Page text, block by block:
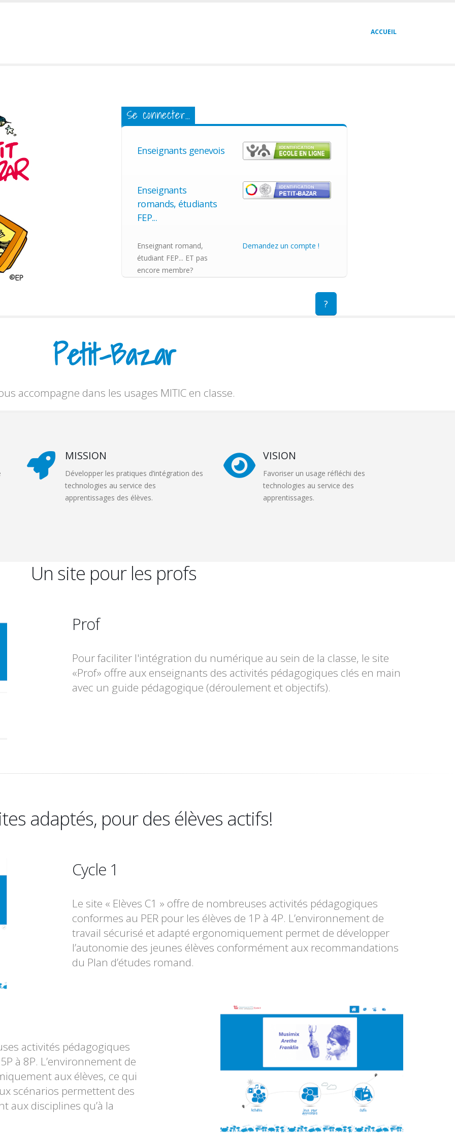
Navigation
ACCUEIL
Se connecter...
Enseignants genevois
Enseignants
romands, étudiants
FEP...
Enseignant romand,
étudiant FEP... ET pas
encore membre?
Demandez un compte !
?
Petit-Bazar
accompagne dans les usages MITIC en classe.
MISSION
Développer les pratiques d’intégration des
technologies au service des
apprentissages des élèves.
VISION
Favoriser un usage réfléchi des
technologies au service des
apprentissages.
Un site pour les profs
Prof
Pour faciliter l'intégration du numérique au sein de la classe, le site
«Prof» offre aux enseignants des activités pédagogiques clés en main
avec un guide pédagogique (déroulement et objectifs).
adaptés, pour des élèves actifs!
Cycle 1
Le site « Elèves C1 » offre de nombreuses activités pédagogiques
conformes au PER pour les élèves de 1P à 4P. L’environnement de
travail sécurisé et adapté ergonomiquement permet de développer
l’autonomie des jeunes élèves conformément aux recommandations
du Plan d’études romand.
activités pédagogiques
à 8P. L’environnement de
aux élèves, ce qui
scénarios permettent des
aux disciplines qu’à la